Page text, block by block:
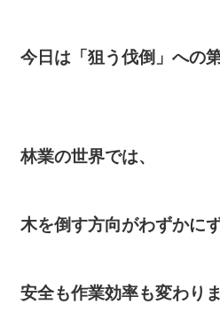
今日は「狙う伐倒」への
林業の世界では、
木を倒す方向がわずかに
安全も作業効率も変わりま